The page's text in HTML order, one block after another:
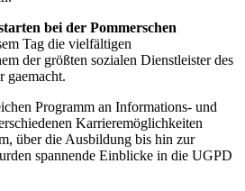
bei der Pommerschen
Tag die vielfältigen
der größten sozialen Dienstleister des
gaemacht.
Programm an Informations- und
Karrieremöglichkeiten
über die Ausbildung bis hin zur
spannende Einblicke in die UGPD